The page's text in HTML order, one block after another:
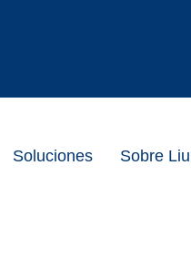
Soluciones Sobre